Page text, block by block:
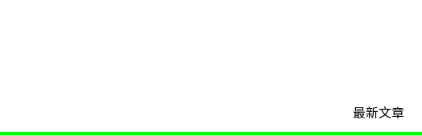
最新文章